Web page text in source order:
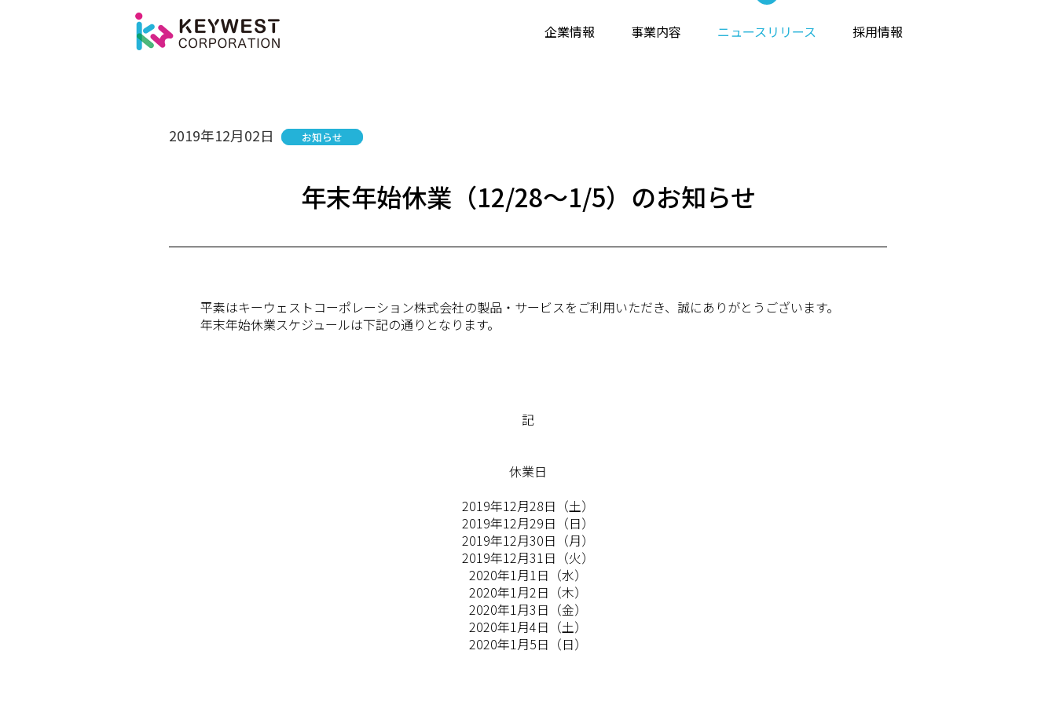
企業情報 事業内容 ニュースリリース 採用情報
2019年12月02日 お知らせ
年末年始休業（12/28～1/5）のお知らせ
平素はキーウェストコーポレーション株式会社の製品・サービスをご利用いただき、誠にありがとうございます。
年末年始休業スケジュールは下記の通りとなります。
記
休業日
2019年12月28日（土）
2019年12月29日（日）
2019年12月30日（月）
2019年12月31日（火）
2020年1月1日（水）
2020年1月2日（木）
2020年1月3日（金）
2020年1月4日（土）
2020年1月5日（日）